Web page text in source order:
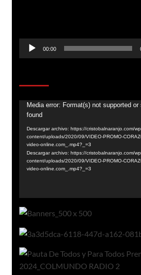
00:00
Reproductor
vídeo
Media error: Format(s) not supported or
found
Descargar archivo: https://cristobalnaranjo.com/
content/uploads/2020/09/VIDEO-PROMO-
video-online.com_.mp4?_=3
Descargar archivo: https://cristobalnaranjo.com/
content/uploads/2020/09/VIDEO-PROMO-
video-online.com_.mp4?_=3